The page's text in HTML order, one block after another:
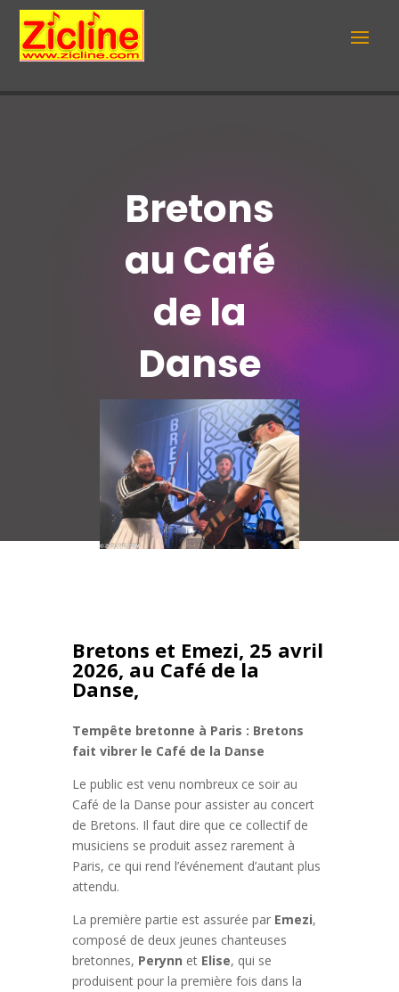
Bretons
au Café
de la
Danse
Bretons et Emezi, 25 avril
2026, au Café de la
Danse,
Tempête bretonne à Paris : Bretons
fait vibrer le Café de la Danse
Le public est venu nombreux ce soir au
Café de la Danse pour assister au concert
de Bretons. Il faut dire que ce collectif de
musiciens se produit assez rarement à
Paris, ce qui rend l’événement d’autant plus
attendu.
La première partie est assurée par Emezi,
composé de deux jeunes chanteuses
bretonnes, Perynn et Elise, qui se
produisent pour la première fois dans la